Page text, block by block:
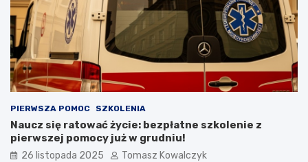
PIERWSZA POMOC SZKOLENIA
Naucz się ratować życie: bezpłatne szkolenie z
pierwszej pomocy już w grudniu!
26 listopada 2025 Tomasz Kowalczyk